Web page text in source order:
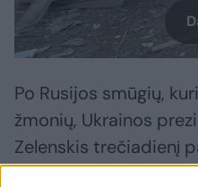
Po Rusijos smūgių,
žmonių, Ukrainos
Zelenskis trečiadienį
atsiųsti daugiau